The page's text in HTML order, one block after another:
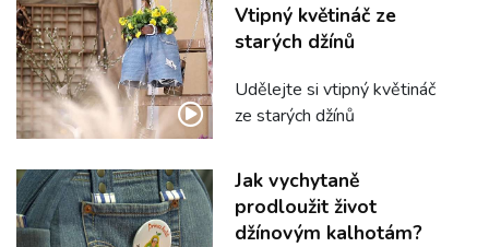
Vtipný květináč ze
starých džínů
Udělejte si vtipný květináč
ze starých džínů
Jak vychytaně
prodloužit život
džínovým kalhotám?